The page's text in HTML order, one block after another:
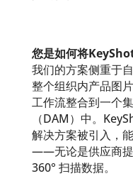
您是如何将
我们的方案侧重于
整个组织内产品图
工作流整合到一个
（DAM）中。
解决方案被引入，
——无论是供应商提
360° 扫描数据。